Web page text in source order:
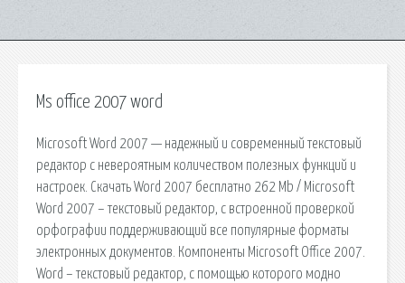
Ms office 2007 word
Microsoft Word 2007 — надежный и современный текстовый
редактор с невероятным количеством полезных функций и
настроек. Скачать Word 2007 бесплатно 262 Mb / Microsoft
Word 2007 – текстовый редактор, с встроенной проверкой
орфографии поддерживающий все популярные форматы
электронных документов. Компоненты Microsoft Office 2007.
Word – текстовый редактор, с помощью которого модно